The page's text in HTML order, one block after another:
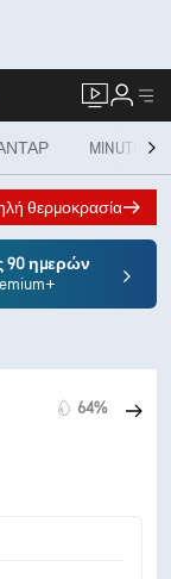
θερμοκρασία
90 ημερών
64%